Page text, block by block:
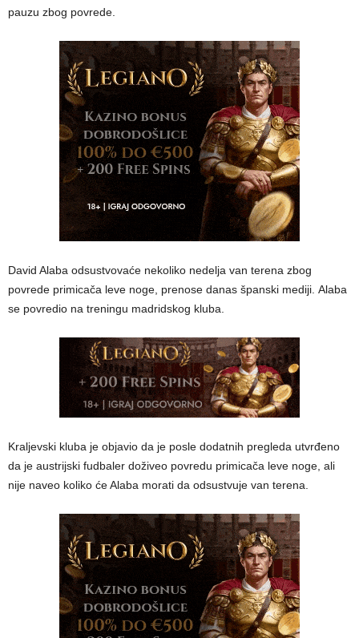
pauzu zbog povrede.
David Alaba odsustvovaće nekoliko nedelja van terena zbog
povrede primicača leve noge, prenose danas španski mediji. Alaba
se povredio na treningu madridskog kluba.
Kraljevski kluba je objavio da je posle dodatnih pregleda utvrđeno
da je austrijski fudbaler doživeo povredu primicača leve noge, ali
nije naveo koliko će Alaba morati da odsustvuje van terena.